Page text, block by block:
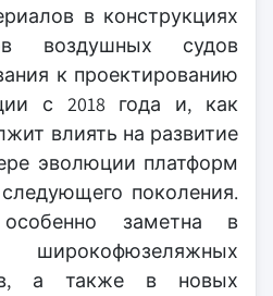
в конструкциях
воздушных судов
к проектированию
с 2018 года и, как
влиять на развитие
эволюции платформ
поколения.
заметна в
а также в новых